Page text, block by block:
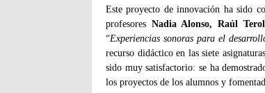
Este proyecto de innovación ha sido
profesores Nadia Alonso, Raúl
“Experiencias sonoras para el
recurso didáctico en las siete
sido muy satisfactorio: se ha
los proyectos de los alumnos y